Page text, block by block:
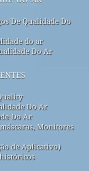
De Qualidade Do
do ar
Do Ar
Do Ar
Do Ar
Monitores
de Aplicativo)